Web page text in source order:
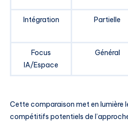
Intégration Partielle
Focus
IA/Espace
Général
Cette comparaison met en lumière
compétitifs potentiels de